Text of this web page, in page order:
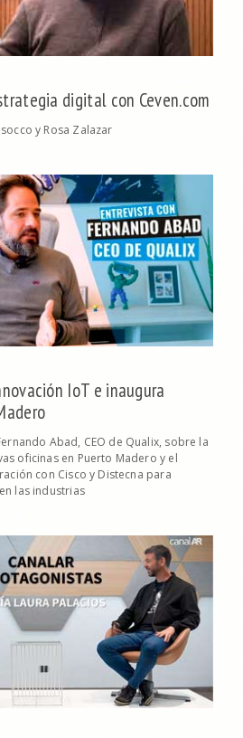
digital con Ceven.com
y Rosa Zalazar
IoT e inaugura
Abad, CEO de Qualix, sobre la
oficinas en Puerto Madero y el
con Cisco y Distecna para
las industrias